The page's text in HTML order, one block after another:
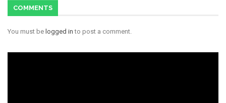
COMMENTS
You must be logged in to post a comment.